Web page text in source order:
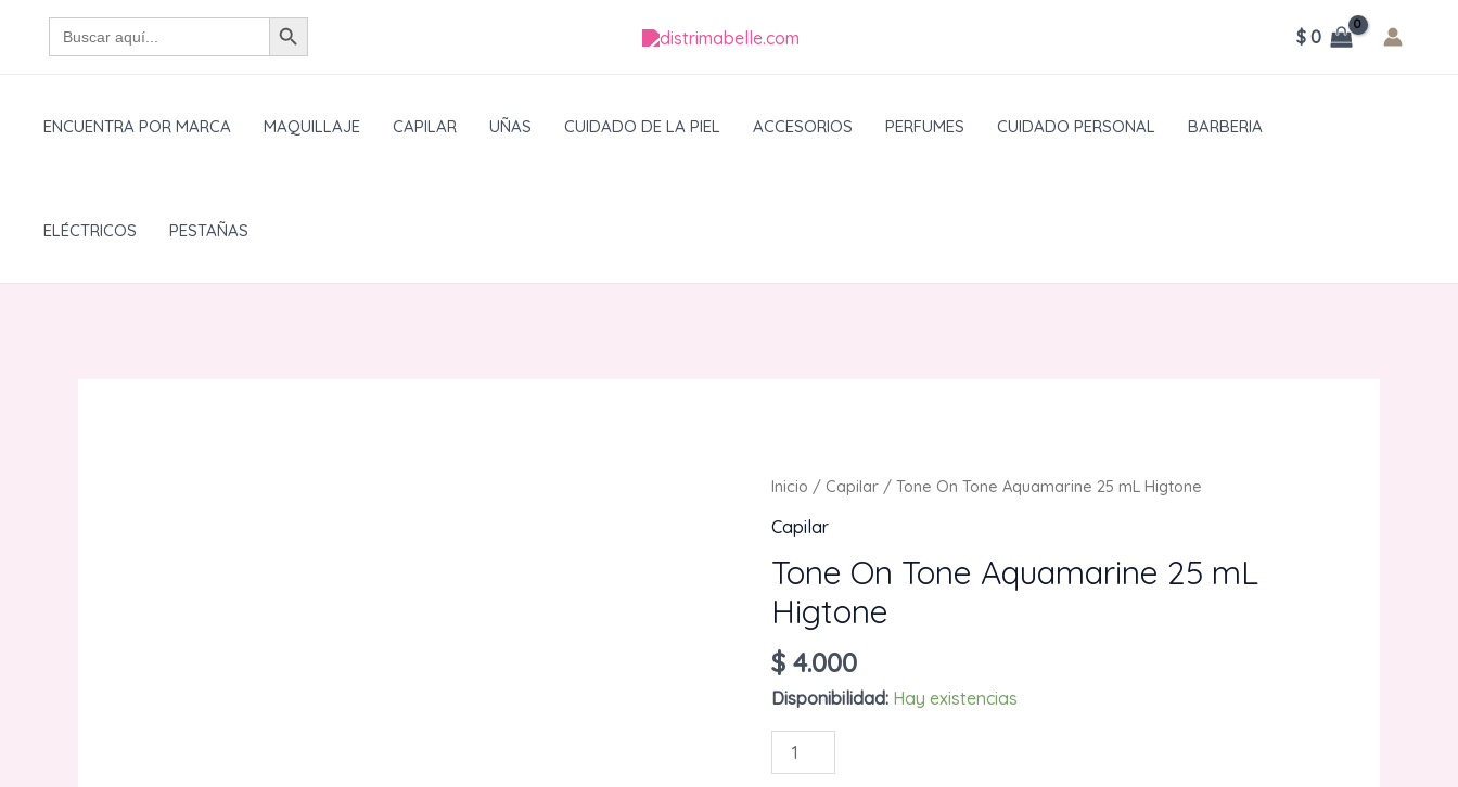
Buscar: BOTÓN DE BÚSQUEDA
$0
ENCUENTRA POR MARCA MAQUILLAJE CAPILAR UÑAS CUIDADO DE LA PIEL ACCESORIOS PERFUMES CUIDADO PERSONAL BARBERIA
ELÉCTRICOS PESTAÑAS
Inicio / Capilar / Tone On Tone Aquamarine 25 mL Higtone
Capilar
Tone On Tone Aquamarine 25 mL
Higtone
$ 4.000
Disponibilidad: Hay existencias
Tone
On